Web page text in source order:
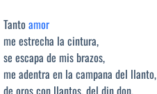
Tanto amor
me estrecha la cintura,
se escapa de mis brazos,
me adentra en la campana del llanto,
de oros con llantos, del din don,